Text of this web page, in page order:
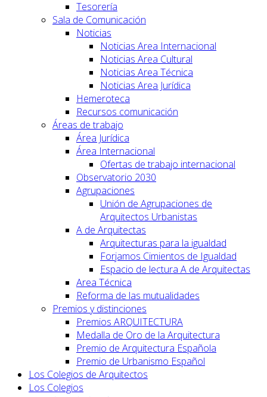
Tesorería
Sala de Comunicación
Noticias
Noticias Area Internacional
Noticias Area Cultural
Noticias Area Técnica
Noticias Area Jurídica
Hemeroteca
Recursos comunicación
Áreas de trabajo
Área Jurídica
Área Internacional
Ofertas de trabajo internacional
Observatorio 2030
Agrupaciones
Unión de Agrupaciones de
Arquitectos Urbanistas
A de Arquitectas
Arquitecturas para la igualdad
Forjamos Cimientos de Igualdad
Espacio de lectura A de Arquitectas
Area Técnica
Reforma de las mutualidades
Premios y distinciones
Premios ARQUITECTURA
Medalla de Oro de la Arquitectura
Premio de Arquitectura Española
Premio de Urbanismo Español
Los Colegios de Arquitectos
Los Colegios